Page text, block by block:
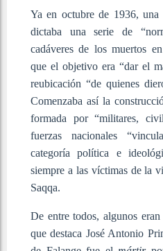
Ya en octubre de 1936,
dictaba una serie de
cadáveres de los muertos
que el objetivo era “dar el
reubicación “de quienes
Comenzaba así la
formada por “militares,
fuerzas nacionales
categoría política e
siempre a las víctimas de la
Saqqa.
De entre todos, algunos
que destaca José Antonio